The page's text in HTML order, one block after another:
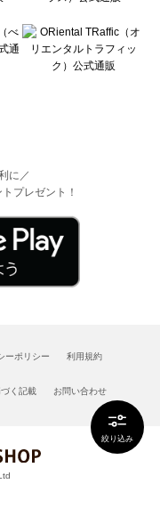
絞り込み
に／
プレゼント！
ーポリシー 利用規約
く記載 お問い合わせ